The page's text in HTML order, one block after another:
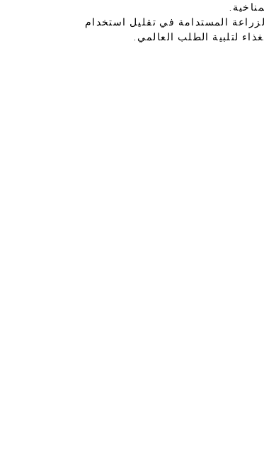
المستدامة في تقليل استخدام
لتلبية الطلب العالمي.